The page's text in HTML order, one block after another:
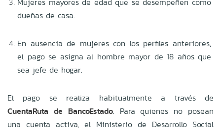
dueñas de casa.
En ausencia de mujeres con los perfiles anteriores,
el pago se asigna al hombre mayor de 18 años que
sea jefe de hogar.
El pago se realiza habitualmente a través de
CuentaRuta de BancoEstado. Para quienes no posean
una cuenta activa, el Ministerio de Desarrollo Social